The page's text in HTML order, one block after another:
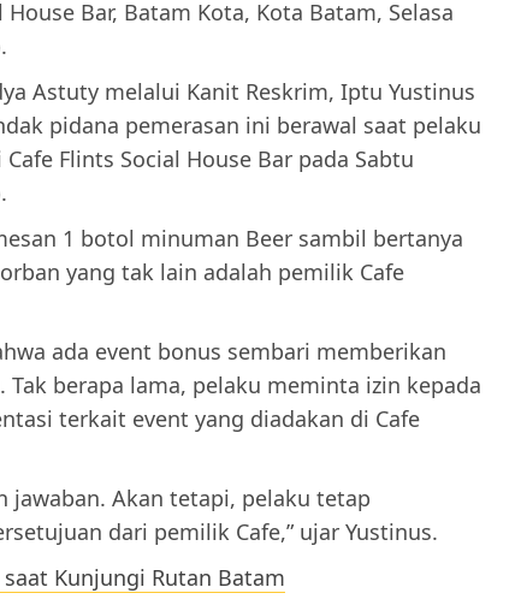
Bar, Batam Kota, Kota Batam, Selasa
Astuty melalui Kanit Reskrim, Iptu Yustinus
pidana pemerasan ini berawal saat pelaku
Flints Social House Bar pada Sabtu
1 botol minuman Beer sambil bertanya
yang tak lain adalah pemilik Cafe
ada event bonus sembari memberikan
berapa lama, pelaku meminta izin kepada
terkait event yang diadakan di Cafe
jawaban. Akan tetapi, pelaku tetap
dari pemilik Cafe,” ujar Yustinus.
Kunjungi Rutan Batam